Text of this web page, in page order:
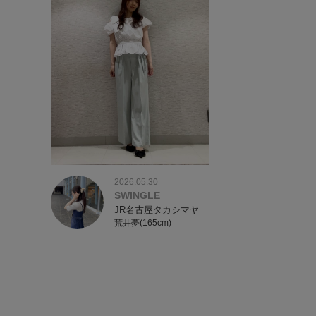
2026.05.30
SWINGLE
JR名古屋タカシマヤ
荒井夢(165cm)